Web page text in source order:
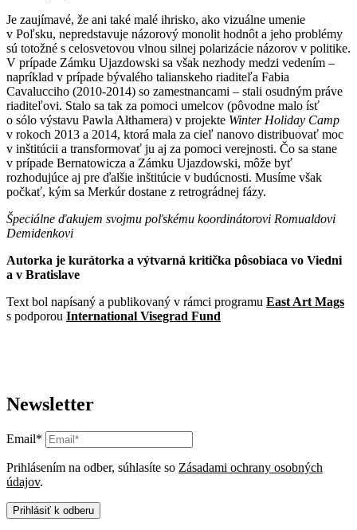
Je zaujímavé, že ani také malé ihrisko, ako vizuálne umenie
v Poľsku, nepredstavuje názorový monolit hodnôt a jeho problémy
sú totožné s celosvetovou vlnou silnej polarizácie názorov v politike.
V prípade Zámku Ujazdowski sa však nezhody medzi vedením –
napríklad v prípade bývalého talianskeho riaditeľa Fabia
Cavalucciho (2010-2014) so zamestnancami – stali osudným práve
riaditeľovi. Stalo sa tak za pomoci umelcov (pôvodne malo ísť
o sólo výstavu Pawla Ałthamera) v projekte Winter Holiday Camp
v rokoch 2013 a 2014, ktorá mala za cieľ nanovo distribuovať moc
v inštitúcii a transformovať ju aj za pomoci verejnosti. Čo sa stane
v prípade Bernatowicza a Zámku Ujazdowski, môže byť
rozhodujúce aj pre ďalšie inštitúcie v budúcnosti. Musíme však
počkať, kým sa Merkúr dostane z retrográdnej fázy.
Špeciálne ďakujem svojmu poľskému koordinátorovi Romualdovi
Demidenkovi
Autorka je kurátorka a výtvarná kritička pôsobiaca vo Viedni
a v Bratislave
Text bol napísaný a publikovaný v rámci programu East Art Mags
s podporou International Visegrad Fund
Newsletter
Email*
Prihlásením na odber, súhlasíte so Zásadami ochrany osobných
údajov.
Prihlásiť k odberu